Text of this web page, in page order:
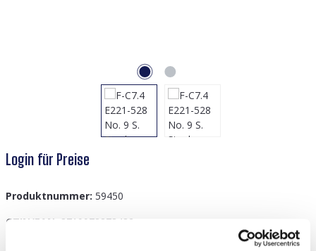
Login für Preise
Produktnummer: 59450
GTIN/EAN: 8719978873432